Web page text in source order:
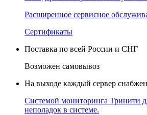
Расширенное сервисное
Сертификаты
Поставка по всей России и СНГ
Возможен самовывоз
На выходе каждый сервер
Системой мониторинга Тринити
неполадок в системе.